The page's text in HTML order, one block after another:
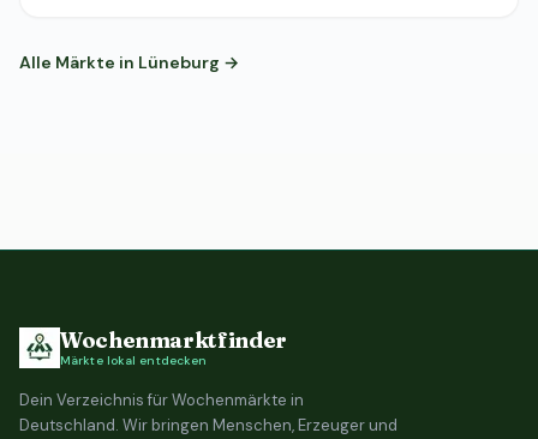
Alle Märkte in Lüneburg →
Wochenmarktfinder
Märkte lokal entdecken
Dein Verzeichnis für Wochenmärkte in
Deutschland. Wir bringen Menschen, Erzeuger und